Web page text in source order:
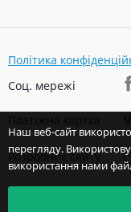
Політика
Соц. мережі
Розробник сайту
Наш веб-сайт
перегляду.
використання нами